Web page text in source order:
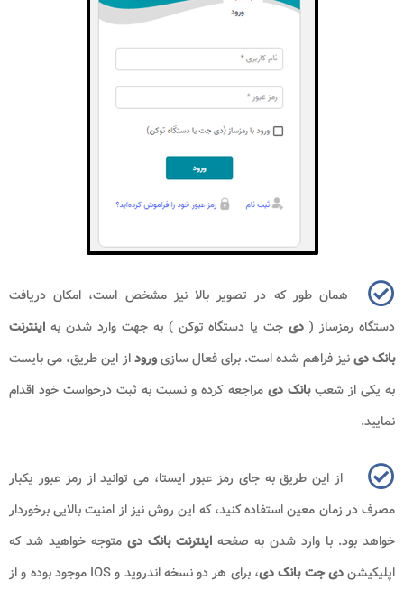
همان طور که در تصویر بالا نیز مشخص است، امکان دریافت
دستگاه رمزساز ( دی جت یا دستگاه توکن ) به جهت وارد شدن به اینترنت
بانک دینیز فراهم شده است. برای فعال سازیوروداز این طریق، می بایست
به یکی از شعببانک دی مراجعه کرده و نسبت به ثبت درخواست خود اقدام
نمایید.
از این طریق به جای رمز عبور ایستا، می توانید از رمز عبور یکبار
مصرف در زمان معین استفاده کنید، که این روش نیز از امنیت بالایی برخوردار
خواهد بود. با وارد شدن به صفحه‌ اینترنت بانک دی متوجه خواهید شد که
اپلیکیشندی جت بانک دی، برای هر دو نسخه اندروید وIOS موجود بوده و از